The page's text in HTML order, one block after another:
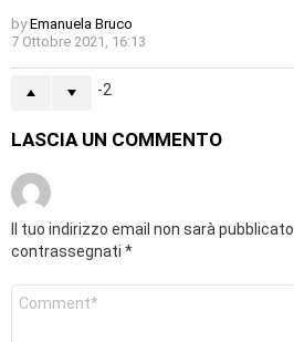
by Emanuela Bruco
7 Ottobre 2021, 16:13
-2
LASCIA UN COMMENTO
Il tuo indirizzo email non sarà pubblicato.
contrassegnati *